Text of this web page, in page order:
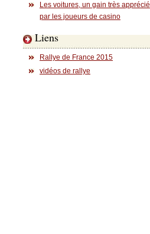
Les voitures, un gain très apprécié
par les joueurs de casino
Liens
Rallye de France 2015
vidéos de rallye